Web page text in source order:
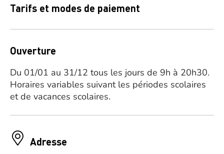
Tarifs et modes de paiement
Ouverture
Du 01/01 au 31/12 tous les jours de 9h à 20h30.
Horaires variables suivant les périodes scolaires
et de vacances scolaires.
Adresse